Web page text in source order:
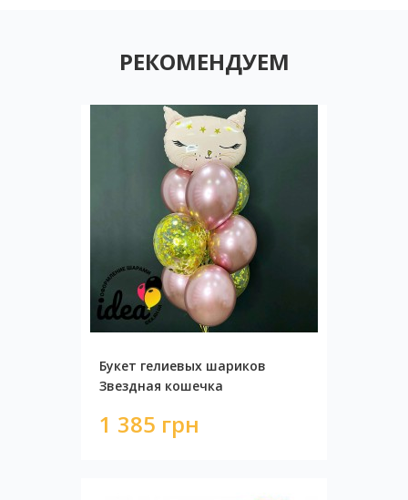
РЕКОМЕНДУЕМ
Букет гелиевых шариков
Звездная кошечка
1 385 грн